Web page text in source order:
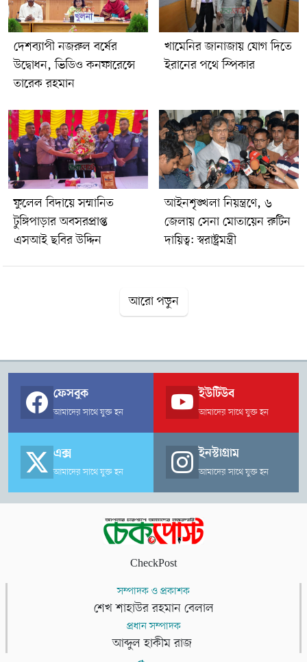
দেশব্যাপী নজরুল বর্ষের
উদ্বোধন, ভিডিও কনফারেন্সে
তারেক রহমান
খামেনির জানাজায় যোগ দিতে
ইরানের পথে স্পিকার
ফুলেল বিদায়ে সম্মানিত
টুঙ্গিপাড়ার অবসরপ্রাপ্ত
এসআই ছবির উদ্দিন
আইনশৃঙ্খলা নিয়ন্ত্রণে, ৬
জেলায় সেনা মোতায়েন রুটিন
দায়িত্ব: স্বরাষ্ট্রমন্ত্রী
আরো পড়ুন
ফেসবুক
আমাদের সাথে যুক্ত হন
ইউটিউব
আমাদের সাথে যুক্ত হন
এক্স
আমাদের সাথে যুক্ত হন
ইনস্টাগ্রাম
আমাদের সাথে যুক্ত হন
CheckPost
সম্পাদক ও প্রকাশক
শেখ শাহাউর রহমান বেলাল
প্রধান সম্পাদক
আব্দুল হাকীম রাজ